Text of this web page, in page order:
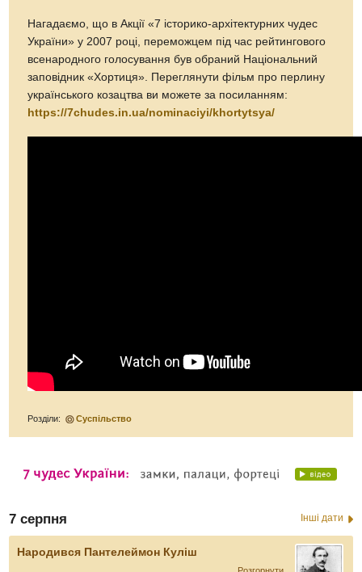
Нагадаємо, що в Акції «7 історико-архітектурних чудес
України» у 2007 році, переможцем під час рейтингового
всенародного голосування був обраний Національний
заповідник «Хортиця». Переглянути фільм про перлину
українського козацтва ви можете за посиланням:
https://7chudes.in.ua/nominaciyi/khortytsya/
Розділи: Суспільство
7 серпня Інші дати
Народився Пантелеймон Куліш